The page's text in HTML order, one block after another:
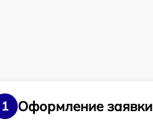
1
Оформление заявки